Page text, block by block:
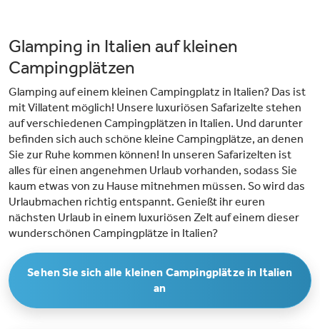
Glamping in Italien auf kleinen
Campingplätzen
Glamping auf einem kleinen Campingplatz in Italien? Das ist
mit Villatent möglich! Unsere luxuriösen Safarizelte stehen
auf verschiedenen Campingplätzen in Italien. Und darunter
befinden sich auch schöne kleine Campingplätze, an denen
Sie zur Ruhe kommen können! In unseren Safarizelten ist
alles für einen angenehmen Urlaub vorhanden, sodass Sie
kaum etwas von zu Hause mitnehmen müssen. So wird das
Urlaubmachen richtig entspannt. Genießt ihr euren
nächsten Urlaub in einem luxuriösen Zelt auf einem dieser
wunderschönen Campingplätze in Italien?
Sehen Sie sich alle kleinen Campingplätze in Italien
an